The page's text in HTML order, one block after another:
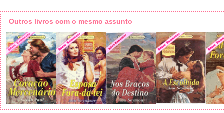
Outros livros com o mesmo assunto